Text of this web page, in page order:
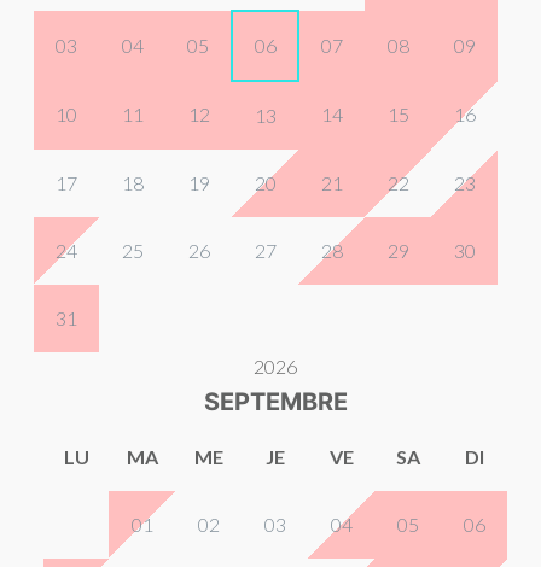
03 04 05 06 07 08 09
10 11 12 13 14 15 16
17 18 19 20 21 22 23
24 25 26 27 28 29 30
31
2026
SEPTEMBRE
LU MA ME JE VE SA DI
01 02 03 04 05 06